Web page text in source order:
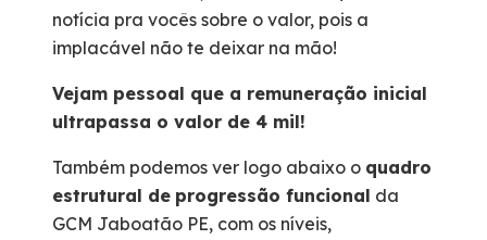
4.182,75
notícia pra vocês sobre o valor, pois a
implacável não te deixar na mão!
Vejam pessoal que a remuneração inicial
ultrapassa o valor de 4 mil!
Também podemos ver logo abaixo o quadro
estrutural de progressão funcional da
GCM Jaboatão PE, com os níveis,